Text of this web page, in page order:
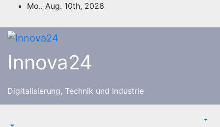
springen
Mo.. Aug. 10th, 2026
Innova24
Digitalisierung, Technik und Industrie